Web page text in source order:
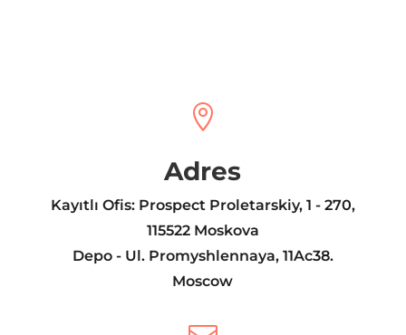

Adres
Kayıtlı Ofis: Prospect Proletarskiy, 1 - 270,
115522 Moskova
Depo - Ul. Promyshlennaya, 11Ac38.
Moscow